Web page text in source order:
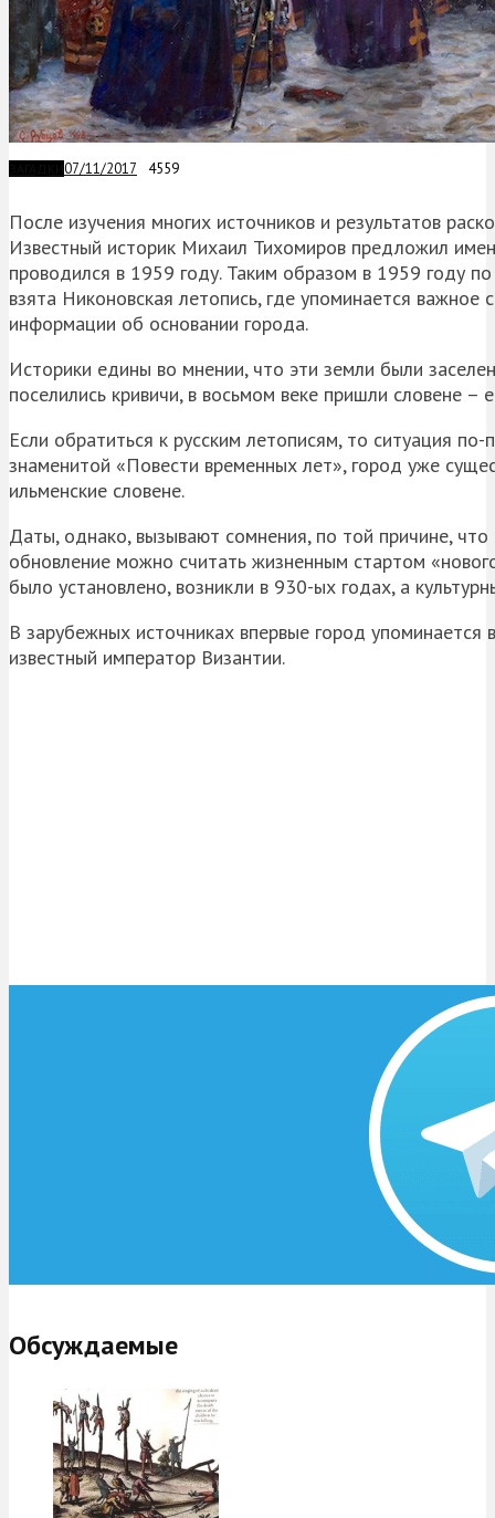
07/11/2017 4559
После изучения многих источников и результатов
Известный историк Михаил Тихомиров предложил
проводился в 1959 году. Таким образом в 1959 году
взята Никоновская летопись, где упоминается важное
информации об основании города.
Историки едины во мнении, что эти земли были
поселились кривичи, в восьмом веке пришли словене –
Если обратиться к русским летописям, то ситуация
знаменитой «Повести временных лет», город уже
ильменские словене.
Даты, однако, вызывают сомнения, по той причине,
обновление можно считать жизненным стартом
было установлено, возникли в 930-ых годах, а
В зарубежных источниках впервые город
известный император Византии.
Обсуждаемые